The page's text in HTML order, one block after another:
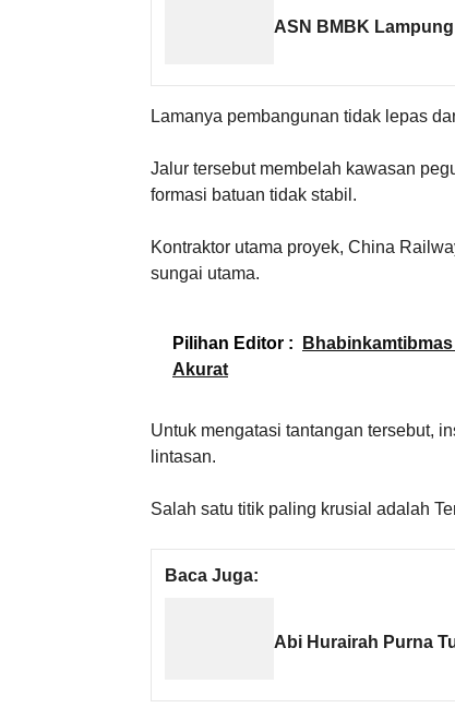
ASN BMBK
Lamanya pembangunan tidak lepas
Jalur tersebut membelah kawasan
formasi batuan tidak stabil.
Kontraktor utama proyek, China
sungai utama.
Pilihan Editor :
Akurat
Untuk mengatasi tantangan tersebut,
lintasan.
Salah satu titik paling krusial adalah
Baca Juga:
Abi Hurairah Purna